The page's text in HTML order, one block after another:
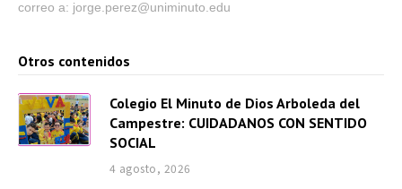
correo a: jorge.perez@uniminuto.edu
Otros contenidos
Colegio El Minuto de Dios Arboleda del
Campestre: CUIDADANOS CON SENTIDO
SOCIAL
4 agosto, 2026